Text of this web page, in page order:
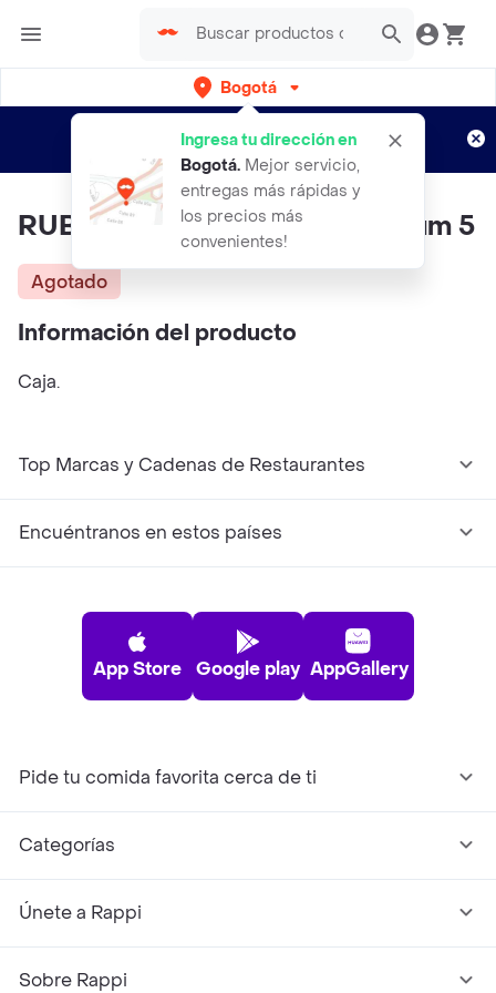
Bogotá
Ingresa tu dirección en
Bogotá. Mejor servicio,
entregas más rápidas y
los precios más
convenientes!
envíos gratis por semanas
Aplican TyC
RUBY ROSE Polvo Selfie Medium 5
Agotado
Información del producto
Caja.
Top Marcas y Cadenas de Restaurantes
Encuéntranos en estos países
App Store Google play AppGallery
Pide tu comida favorita cerca de ti
Categorías
Únete a Rappi
Sobre Rappi